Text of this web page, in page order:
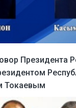
Президента
Токаевым